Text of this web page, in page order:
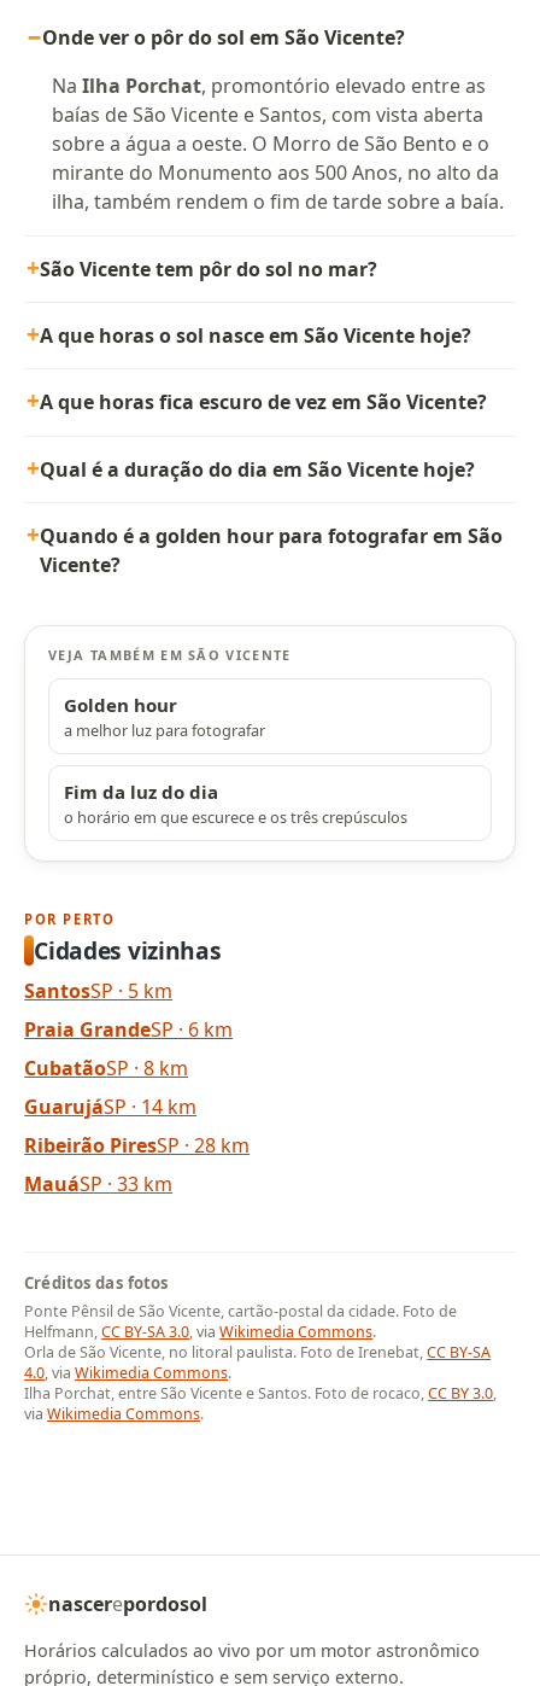
Onde ver o pôr do sol em São Vicente?
Na Ilha Porchat, promontório elevado entre as
baías de São Vicente e Santos, com vista aberta
sobre a água a oeste. O Morro de São Bento e o
mirante do Monumento aos 500 Anos, no alto da
ilha, também rendem o fim de tarde sobre a baía.
São Vicente tem pôr do sol no mar?
A que horas o sol nasce em São Vicente hoje?
A que horas fica escuro de vez em São Vicente?
Qual é a duração do dia em São Vicente hoje?
Quando é a golden hour para fotografar em São
Vicente?
VEJA TAMBÉM EM SÃO VICENTE
Golden hour
a melhor luz para fotografar
Fim da luz do dia
o horário em que escurece e os três crepúsculos
POR PERTO
Cidades vizinhas
SantosSP · 5 km
Praia GrandeSP · 6 km
CubatãoSP · 8 km
GuarujáSP · 14 km
Ribeirão PiresSP · 28 km
MauáSP · 33 km
Créditos das fotos
Ponte Pênsil de São Vicente, cartão-postal da cidade. Foto de
Helfmann,CC BY-SA 3.0, viaWikimedia Commons.
Orla de São Vicente, no litoral paulista. Foto de Irenebat,CC BY-SA
4.0, viaWikimedia Commons.
Ilha Porchat, entre São Vicente e Santos. Foto de rocaco,CC BY 3.0,
viaWikimedia Commons.
nascerepordosol
Horários calculados ao vivo por um motor astronômico
próprio, determinístico e sem serviço externo.